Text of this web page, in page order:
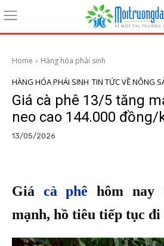
Home Hàng hóa phái sinh
HÀNG HÓA PHÁI SINH TIN TỨC VỀ NÔNG
Giá cà phê 13/5 tăng
neo cao 144.000 đồng/
13/05/2026
Giá cà phê hôm nay
mạnh, hồ tiêu tiếp tục đi